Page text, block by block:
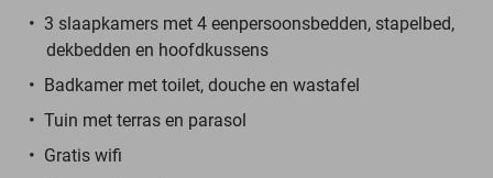
3 slaapkamers met 4 eenpersoonsbedden, stapelbed,
dekbedden en hoofdkussens
Badkamer met toilet, douche en wastafel
Tuin met terras en parasol
Gratis wifi